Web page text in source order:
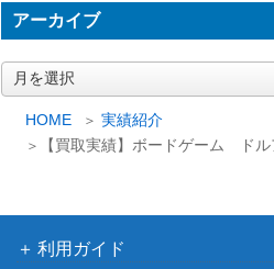
HOME
実績紹介
【買取実績】ボードゲーム ド
アーカイブ
ー
利用ガイド